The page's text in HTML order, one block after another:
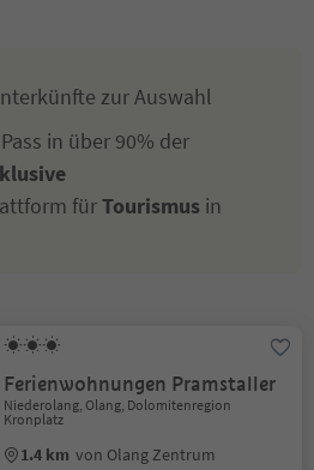
zur Auswahl
in über 90% der
fürTourismus in
Ferienwohnungen Pramstaller
Niederolang, Olang, Dolomitenregion
Kronplatz
1.4 km von Olang Zentrum